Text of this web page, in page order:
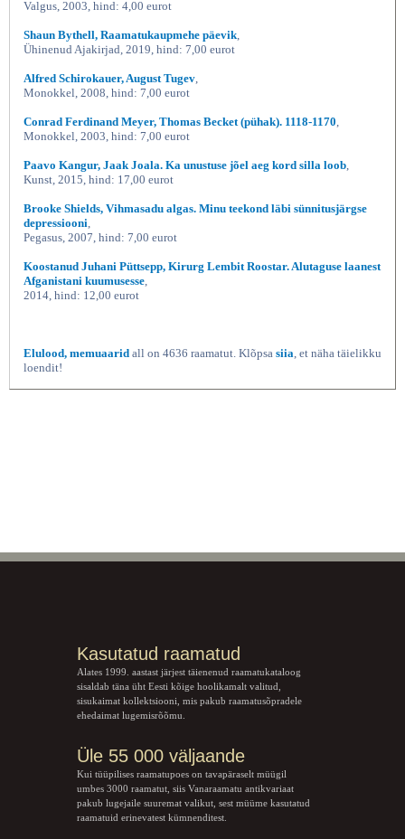
Valgus, 2003, hind: 4,00 eurot
Shaun Bythell, Raamatukaupmehe päevik
Ühinenud Ajakirjad, 2019, hind: 7,00 eurot
Alfred Schirokauer, August Tugev
Monokkel, 2008, hind: 7,00 eurot
Conrad Ferdinand Meyer, Thomas Becket (pühak). 1118-1170
Monokkel, 2003, hind: 7,00 eurot
Paavo Kangur, Jaak Joala. Ka unustuse jõel aeg kord silla loob
Kunst, 2015, hind: 17,00 eurot
Brooke Shields, Vihmasadu algas. Minu teekond läbi sünnitusjärgse
depressiooni
Pegasus, 2007, hind: 7,00 eurot
Koostanud Juhani Püttsepp, Kirurg Lembit Roostar. Alutaguse laanest
Afganistani kuumusesse
2014, hind: 12,00 eurot
Elulood, memuaarid all on 4636 raamatut. Klõpsa siia , et näha täielikku
loendit!
Kasutatud raamatud
Alates 1999. aastast järjest täienenud raamatukataloog
sisaldab täna üht Eesti kõige hoolikamalt valitud,
sisukaimat kollektsiooni, mis pakub raamatusõpradele
ehedaimat lugemisrõõmu.
Üle 55 000 väljaande
Kui tüüpilises raamatupoes on tavapäraselt müügil
umbes 3000 raamatut, siis Vanaraamatu antikvariaat
pakub lugejaile suuremat valikut, sest müüme kasutatud
raamatuid erinevatest kümnenditest.